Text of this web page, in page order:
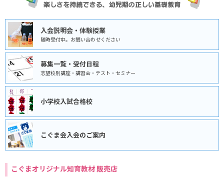
入会説明会・体験授業
随時受付中。お問い合わせください
募集一覧・受付日程
志望校別講座・講習会・テスト・セミナー
小学校入試合格校
こぐま会入会のご案内
こぐまオリジナル知育教材 販売店